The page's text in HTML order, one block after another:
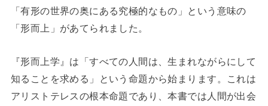
「有形の世界の奥にある究極的なもの」という意味の
「形而上」があてられました。
『形而上学』は「すべての人間は、生まれながらにして
知ることを求める」という命題から始まります。これは
アリストテレスの根本命題であり、本書では人間が出会